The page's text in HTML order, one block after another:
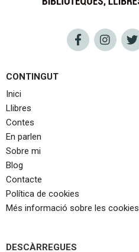
CONTINGUT
Inici
Llibres
Contes
En parlen
Sobre mi
Blog
Contacte
Política de cookies
Més informació sobre les cookies
DESCÀRREGUES